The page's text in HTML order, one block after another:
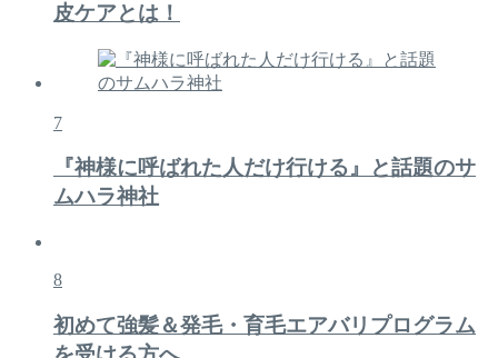
皮ケアとは！
7
『神様に呼ばれた人だけ行ける』と話題のサ
ムハラ神社
8
初めて強髪＆発毛・育毛エアバリプログラム